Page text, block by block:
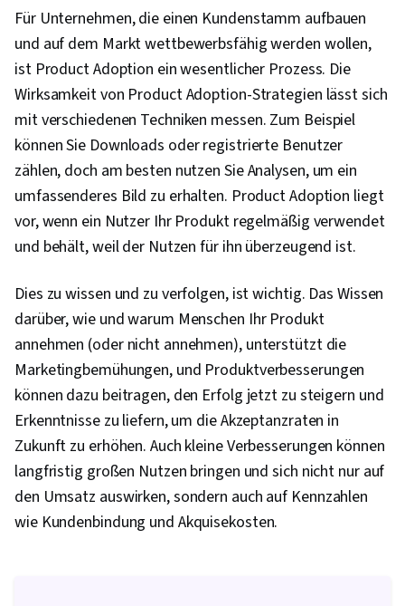
Kosten-Nutzen-Analyse, Entscheidungsfindung,
Operative Effizienz, Dienstleistungsebene,
Operations Research, Business-Strategien,
Geschäftsbetrieb, Bestandsaufnahme und
Lagerhaltung, Finanzbuchhaltung,
Prozessverbesserung, Analyse,
Buchhaltungssysteme, Investitionsrechnung,
Budgetierung, Abweichungsanalyse, Wichtige
Leistungsindikatoren (KPIs), Organisatorische
Struktur, Buchhaltung, Kostenmanagement,
Leistungsmanagement, Verwaltungshaushalt,
Leistungsmetrik, Statistische
Prozesskontrollen, Qualitätsmanagement,
Netzwerkplanung und -entwurf, Prozess-
Fähigkeit, Schlanke Fertigung,
Prozessverbesserung und -optimierung,
Programm-Management, Statistische Analyse,
Großhandel, Kontinuierliche
Qualitätsverbesserung (CQI), Nachhaltiges
Wirtschaften, Prozesskontrolle, Planung der
Für Unternehmen, die einen Kundenstamm aufbauen
und auf dem Markt wettbewerbsfähig werden wollen,
ist Product Adoption ein wesentlicher Prozess. Die
Wirksamkeit von Product Adoption-Strategien lässt sich
mit verschiedenen Techniken messen. Zum Beispiel
können Sie Downloads oder registrierte Benutzer
zählen, doch am besten nutzen Sie Analysen, um ein
umfassenderes Bild zu erhalten. Product Adoption liegt
vor, wenn ein Nutzer Ihr Produkt regelmäßig verwendet
und behält, weil der Nutzen für ihn überzeugend ist.
Dies zu wissen und zu verfolgen, ist wichtig. Das Wissen
darüber, wie und warum Menschen Ihr Produkt
annehmen (oder nicht annehmen), unterstützt die
Marketingbemühungen, und Produktverbesserungen
können dazu beitragen, den Erfolg jetzt zu steigern und
Erkenntnisse zu liefern, um die Akzeptanzraten in
Zukunft zu erhöhen. Auch kleine Verbesserungen können
langfristig großen Nutzen bringen und sich nicht nur auf
den Umsatz auswirken, sondern auch auf Kennzahlen
wie Kundenbindung und Akquisekosten.